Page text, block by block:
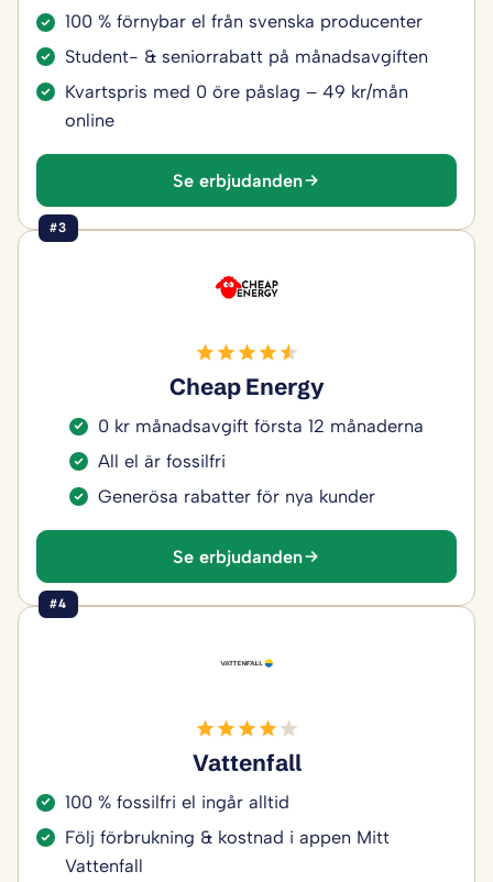
100 % förnybar el från svenska producenter
Student- & seniorrabatt på månadsavgiften
Kvartspris med 0 öre påslag – 49 kr/mån
online
Se erbjudanden
#3
Cheap Energy
0 kr månadsavgift första 12 månaderna
All el är fossilfri
Generösa rabatter för nya kunder
Se erbjudanden
#4
Vattenfall
100 % fossilfri el ingår alltid
Följ förbrukning & kostnad i appen Mitt
Vattenfall